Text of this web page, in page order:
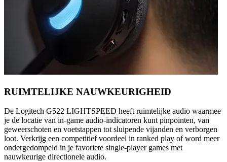
RUIMTELIJKE NAUWKEURIGHEID
De Logitech G522 LIGHTSPEED heeft ruimtelijke audio waarmee
je de locatie van in-game audio-indicatoren kunt pinpointen, van
geweerschoten en voetstappen tot sluipende vijanden en verborgen
loot. Verkrijg een competitief voordeel in ranked play of word meer
ondergedompeld in je favoriete single-player games met
nauwkeurige directionele audio.